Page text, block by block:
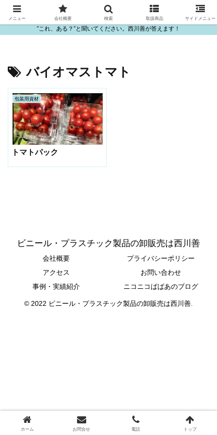
ビニール・プラスチック製品の卸販売は西川善
”これ、ある？”と聞いてください。西川善が答えます！
バイオマストマト
包装用資材
トマトパック
ビニール・プラスチック製品の卸販売は西川善
会社概要
プライバシーポリシー
アクセス
お問い合わせ
事例・実績紹介
ニコニコばばあのブログ
© 2022 ビニール・プラスチック製品の卸販売は西川善.
メニュー 会社概要 検索 取扱商品 サイドメニュー
ホーム お問合せ 電話 トップ